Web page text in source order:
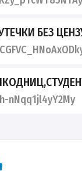
БЕЗ
nNqq1jl4yY2My